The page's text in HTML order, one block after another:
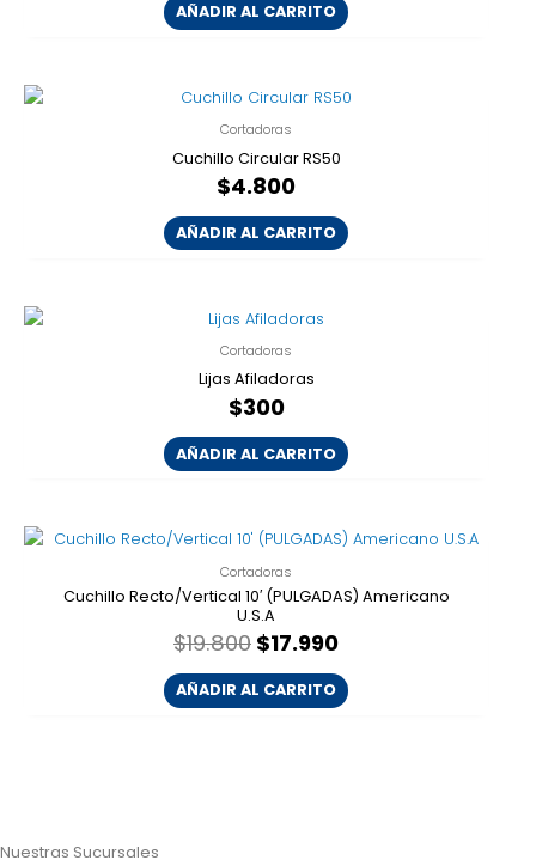
AÑADIR AL CARRITO
Cortadoras
Cuchillo Circular RS50
$4.800
AÑADIR AL CARRITO
Cortadoras
Lijas Afiladoras
$300
AÑADIR AL CARRITO
Cortadoras
Cuchillo Recto/Vertical 10′ (PULGADAS) Americano
U.S.A
$19.800
El
original
era:
$19.800.
$17.990
El
es:
AÑADIR AL CARRITO
Nuestras Sucursales